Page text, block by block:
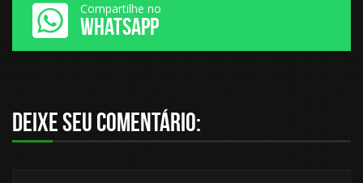
Compartilhe no
WHATSAPP
Deixe seu comentário: